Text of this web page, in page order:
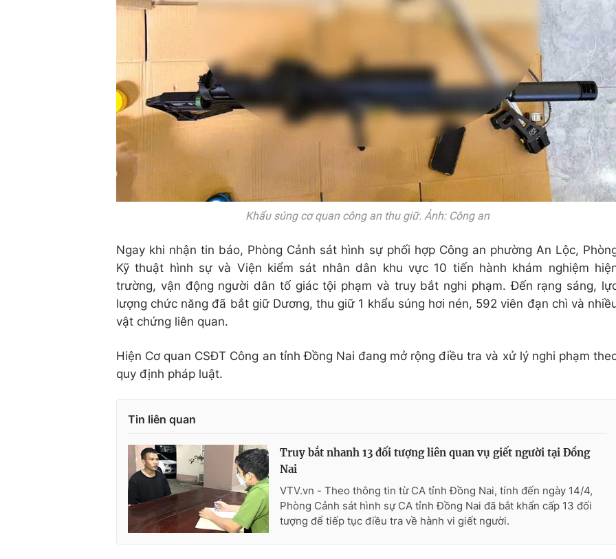
Khẩu súng cơ quan công an thu giữ. Ảnh: Công an
Ngay khi nhận tin báo, Phòng Cảnh sát hình sự phối hợp Công an phường An Lộc,
Kỹ thuật hình sự và Viện kiểm sát nhân dân khu vực 10 tiến hành khám nghiệm
trường, vận động người dân tố giác tội phạm và truy bắt nghi phạm. Đến rạng sáng,
lượng chức năng đã bắt giữ Dương, thu giữ 1 khẩu súng hơi nén, 592 viên đạn chì và
vật chứng liên quan.
Hiện Cơ quan CSĐT Công an tỉnh Đồng Nai đang mở rộng điều tra và xử lý nghi phạm
quy định pháp luật.
Tin liên quan
Truy bắt nhanh 13 đối tượng liên quan vụ giết người tại Đồng
Nai
VTV.vn - Theo thông tin từ CA tỉnh Đồng Nai, tính đến ngày 14/4,
Phòng Cảnh sát hình sự CA tỉnh Đồng Nai đã bắt khẩn cấp 13 đối
tượng để tiếp tục điều tra về hành vi giết người.